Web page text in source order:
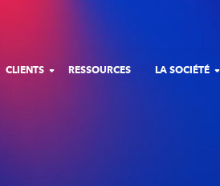
CLIENTS RESSOURCES LA SOCIÉTÉ